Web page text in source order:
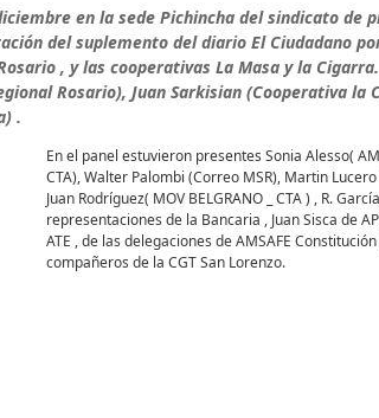
en la sede Pichincha del sindicato de
del suplemento del diario El Ciudadano
, y las cooperativas La Masa y la
Rosario), Juan Sarkisian (Cooperativa la
.
En el panel estuvieron presentes Sonia Alesso(
CTA), Walter Palombi (Correo MSR), Martin Lucero
Juan Rodríguez( MOV BELGRANO _ CTA ) , R.
representaciones de la Bancaria , Juan Sisca de
ATE , de las delegaciones de AMSAFE
compañeros de la CGT San Lorenzo.